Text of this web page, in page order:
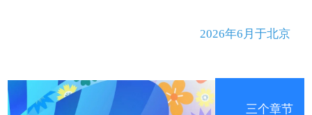
2026年6月于北京
三个章节